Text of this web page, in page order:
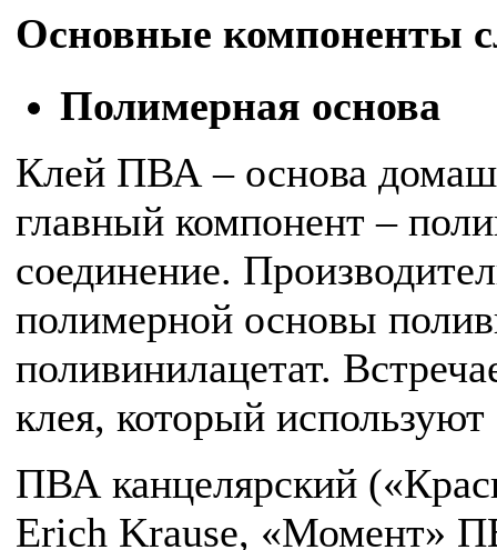
Основные компоненты
Полимерная основа
Клей ПВА – основа
главный компонент –
соединение.
полимерной основы
поливинилацетат.
клея, который
ПВА канцелярский
Erich Krause, «Момент»